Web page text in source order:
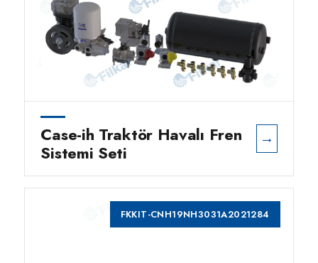
Case-ih Traktör Havalı Fren
Sistemi Seti
→
FKKIT-CNH19NH3031A2021284